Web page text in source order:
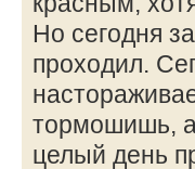
Но сегодня
проходил.
тормошишь, а
целый день